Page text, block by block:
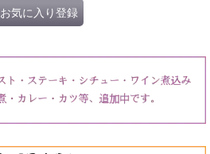
お気に入り登録